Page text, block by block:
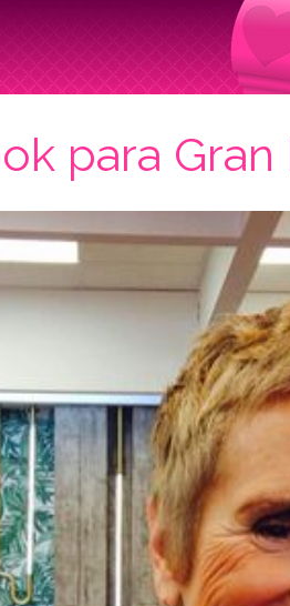
para Gran